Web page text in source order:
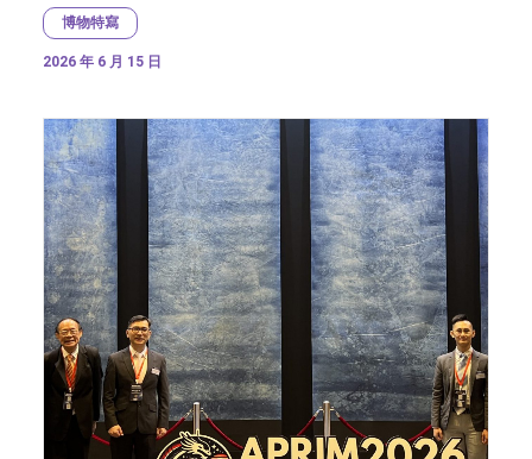
博物特寫
2026 年 6 月 15 日